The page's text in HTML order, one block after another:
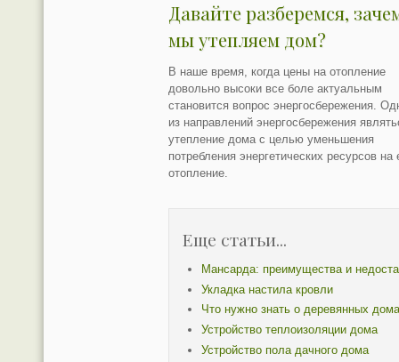
Давайте разберемся,
мы утепляем дом?
В наше время, когда цены на отопление
довольно высоки все боле актуальным
становится вопрос энергосбережения.
из направлений энергосбережения
утепление дома с целью уменьшения
потребления энергетических ресурсов на
отопление.
Еще статьи...
Мансарда: преимущества и
Укладка настила кровли
Что нужно знать о деревянных
Устройство теплоизоляции дома
Устройство пола дачного дома